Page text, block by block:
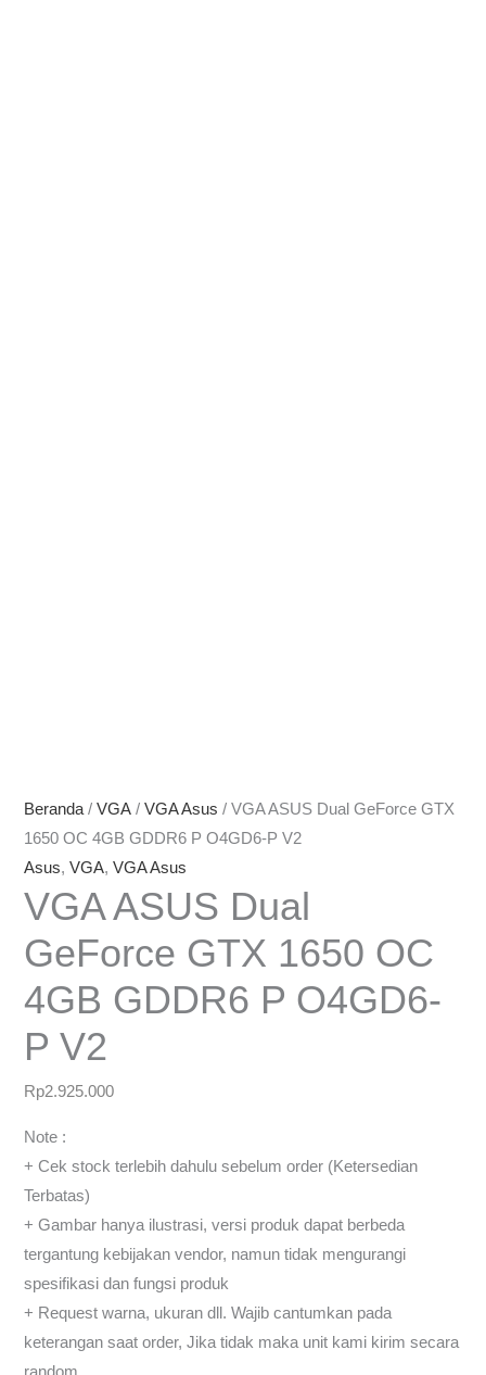
Beranda /VGA /VGA Asus / VGA ASUS Dual GeForce GTX
1650 OC 4GB GDDR6 P O4GD6-P V2
Asus,VGA,VGA Asus
VGA ASUS Dual
GeForce GTX 1650 OC
4GB GDDR6 P O4GD6-
P V2
Rp2.925.000
Note :
+ Cek stock terlebih dahulu sebelum order (Ketersedian
Terbatas)
+ Gambar hanya ilustrasi, versi produk dapat berbeda
tergantung kebijakan vendor, namun tidak mengurangi
spesifikasi dan fungsi produk
+ Request warna, ukuran dll. Wajib cantumkan pada
keterangan saat order, Jika tidak maka unit kami kirim secara
random